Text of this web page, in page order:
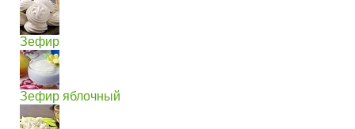
Зефир
Зефир яблочный